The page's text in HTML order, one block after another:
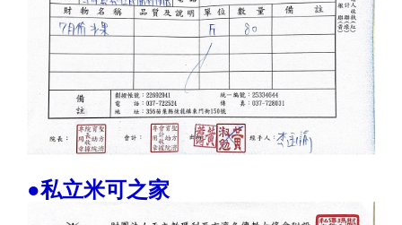
●私立米可之家